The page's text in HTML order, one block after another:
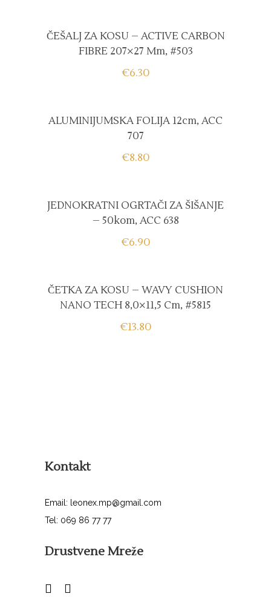
ČEŠALJ ZA KOSU – ACTIVE CARBON
FIBRE 207×27 Mm, #503
€6.30
ALUMINIJUMSKA FOLIJA 12cm, ACC
707
€8.80
JEDNOKRATNI OGRTAČI ZA ŠIŠANJE
– 50kom, ACC 638
€6.90
ČETKA ZA KOSU – WAVY CUSHION
NANO TECH 8,0×11,5 Cm, #5815
€13.80
Kontakt
Email: leonex.mp@gmail.com
Tel: 069 86 77 77
Drustvene Mreže